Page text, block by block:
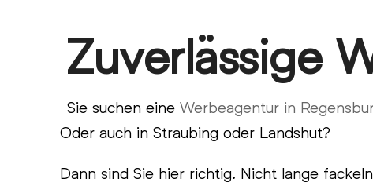
Zuverlässige
Sie suchen eine Werbeagentur in
Oder auch in Straubing oder Landshut?
Dann sind Sie hier richtig. Nicht lange